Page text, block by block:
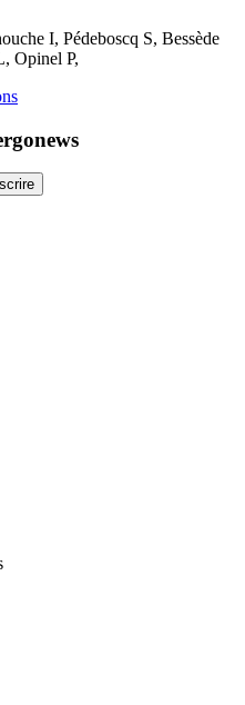
I, Pédeboscq S, Bessède
Opinel P,